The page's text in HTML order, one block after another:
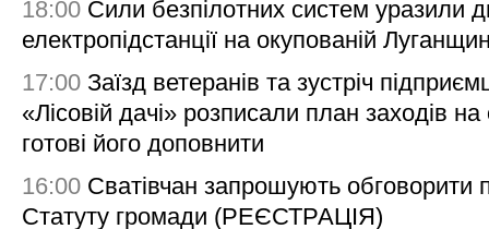
18:00 Сили безпілотних систем уразили
електропідстанції на окупованій
17:00 Заїзд ветеранів та зустріч
«Лісовій дачі» розписали план заходів на
готові його доповнити
16:00 Сватівчан запрошують обговорити
Статуту громади (РЕЄСТРАЦІЯ)